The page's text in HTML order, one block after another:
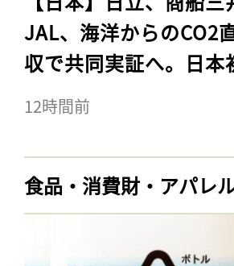
JAL、海洋からのCO2
収で共同実証へ。日本
12時間前
食品・消費財・アパレ